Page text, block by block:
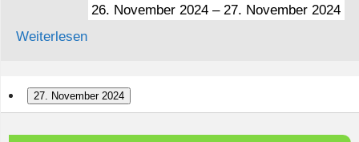
26. November 2024 –27. November 2024
Weiterlesen
27. November 2024
Seminar